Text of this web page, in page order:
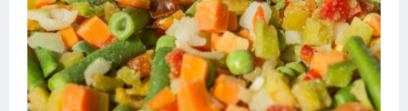
Категориикартинок
Супы
Мясные блюда